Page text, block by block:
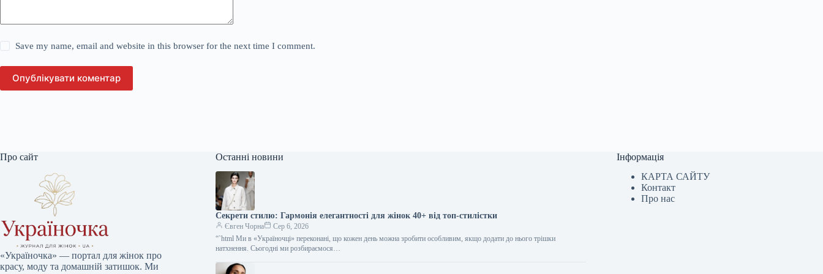
Save my name, email and website in this browser for the next time I comment.
Опублікувати коментар
Про сайт
«Україночка» — портал для жінок про
красу, моду та домашній затишок. Ми
Останні новини
Секрети стилю: Гармонія елегантності для жінок 40+ від топ-стилістки
Євген Чорна
Сер 6, 2026
“`html Ми в «Україночці» переконані, що кожен день можна зробити особливим, якщо додати до нього трішки
натхнення. Сьогодні ми розбираємося…
Інформація
КАРТА САЙТУ
Контакт
Про нас